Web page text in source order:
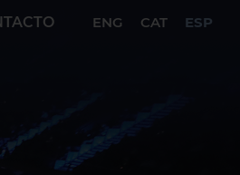
ENG CAT ESP